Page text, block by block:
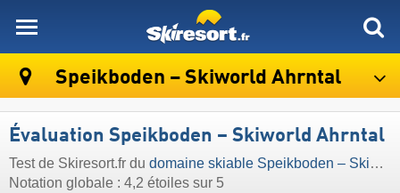
Speikboden – Skiworld Ahrntal
Évaluation Speikboden – Skiworld Ahrntal
Test de Skiresort.fr du domaine skiable Speikboden – Skiworld Ahrntal
Notation globale : 4,2 étoiles sur 5